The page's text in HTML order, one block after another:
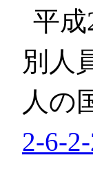
平
別人
人の
2-6-